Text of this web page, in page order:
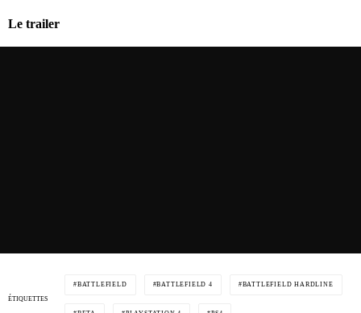
Le trailer
ÉTIQUETTES
BATTLEFIELD BATTLEFIELD 4 BATTLEFIELD HARDLINE